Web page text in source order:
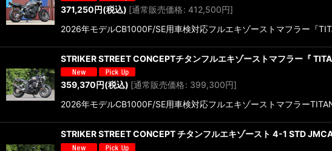
371,250円(税込) [通常販売価格: 412,500円]
2026年モデルCB1000F/SE用車検対応フルエキゾーストマフラー『
STRIKER STREET CONCEPTチタンフルエキゾーストマフラー『
359,370円(税込) [通常販売価格: 399,300円]
2026年モデルCB1000F/SE用車検対応フルエキゾーストマフラー
STRIKER STREET CONCEPT チタンフルエキゾースト 4-1 STD